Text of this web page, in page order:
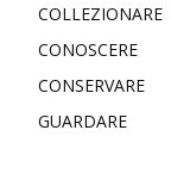
COLLEZIONARE
CONOSCERE
CONSERVARE
GUARDARE